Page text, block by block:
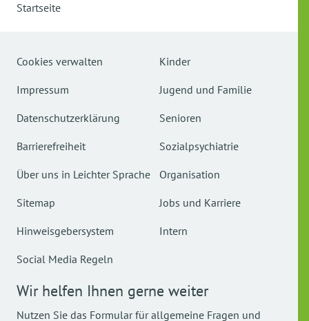
Startseite
Cookies verwalten
Impressum
Datenschutzerklärung
Barrierefreiheit
Über uns in Leichter Sprache
Sitemap
Hinweisgebersystem
Social Media Regeln
Kinder
Jugend und Familie
Senioren
Sozialpsychiatrie
Organisation
Jobs und Karriere
Intern
Wir helfen Ihnen gerne weiter
Nutzen Sie das Formular für allgemeine Fragen und